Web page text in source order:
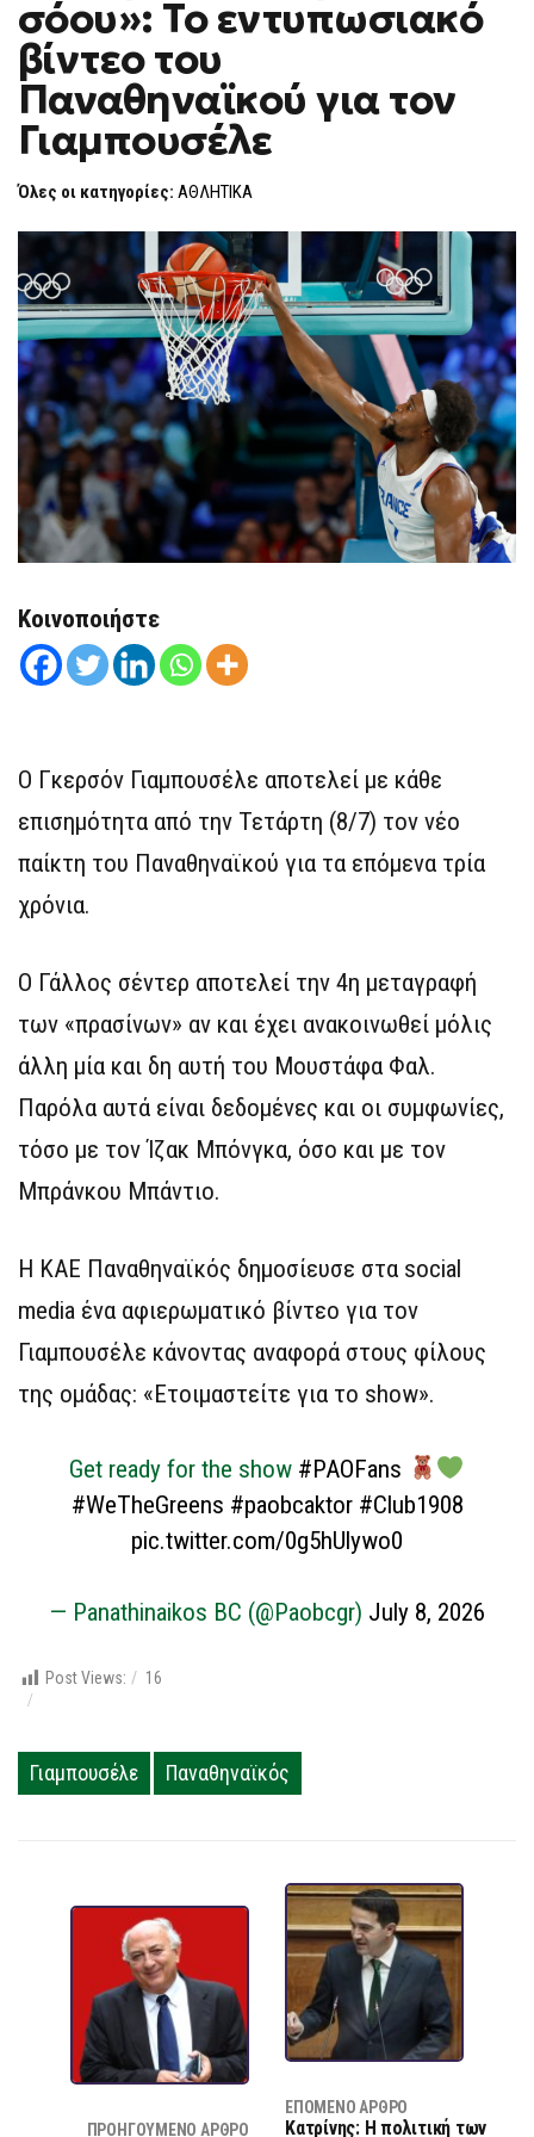
ΤΟ
ΕΝΤΥΠΩΣΙΑΚΌ
ΠΑΝΑΘΗΝΑΪΚΟΎ
ΓΙΑ
ΓΙΑΜΠΟΥΣΈΛΕ
σόου»: Το εντυπωσιακό
βίντεο του
Παναθηναϊκού για τον
Γιαμπουσέλε
Όλες οι κατηγορίες: ΑΘΛΗΤΙΚΑ
Κοινοποιήστε
Ο Γκερσόν Γιαμπουσέλε αποτελεί με κάθε
επισημότητα από την Τετάρτη (8/7) τον νέο
παίκτη του Παναθηναϊκού για τα επόμενα τρία
χρόνια.
Ο Γάλλος σέντερ αποτελεί την 4η μεταγραφή
των «πρασίνων» αν και έχει ανακοινωθεί μόλις
άλλη μία και δη αυτή του Μουστάφα Φαλ.
Παρόλα αυτά είναι δεδομένες και οι συμφωνίες,
τόσο με τον Ίζακ Μπόνγκα, όσο και με τον
Μπράνκου Μπάντιο.
Η ΚΑΕ Παναθηναϊκός δημοσίευσε στα social
media ένα αφιερωματικό βίντεο για τον
Γιαμπουσέλε κάνοντας αναφορά στους φίλους
της ομάδας: «Ετοιμαστείτε για το show».
Get ready for the show #PAOFans
#WeTheGreens #paobcaktor #Club1908
pic.twitter.com/0g5hUlywo0
— Panathinaikos BC (@Paobcgr) July 8, 2026
Post Views: 16
Γιαμπουσέλε Παναθηναϊκός
ΠΡΟΗΓΟΎΜΕΝΟ ΆΡΘΡΟ
ΕΠΌΜΕΝΟ ΆΡΘΡΟ
Κατρίνης: Η πολιτική των